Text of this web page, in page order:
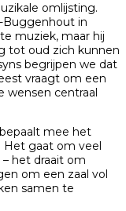
omlijsting.
Buggenhout in
muziek, maar hij
tot oud zich kunnen
begrijpen we dat
vraagt om een
wensen centraal
mee het
Het gaat om veel
het draait om
om een zaal vol
samen te